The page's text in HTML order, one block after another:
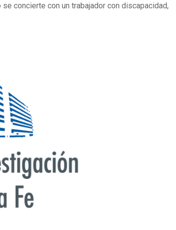
concierte con un trabajador con discapacidad,